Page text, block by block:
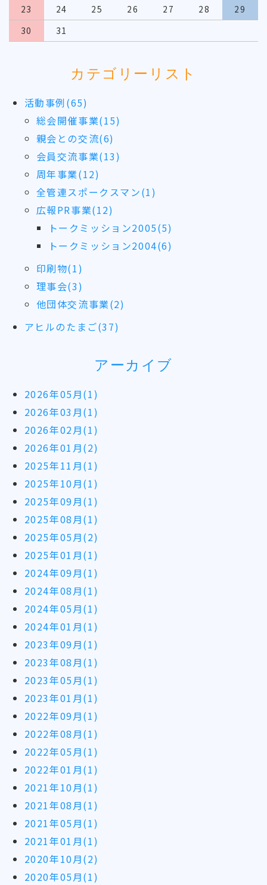
23 24 25 26 27 28
29
30
31
カテゴリーリスト
活動事例(65)
総会開催事業(15)
親会との交流(6)
会員交流事業(13)
周年事業(12)
全管連スポークスマン(1)
広報PR事業(12)
トークミッション2005(5)
トークミッション2004(6)
印刷物(1)
理事会(3)
他団体交流事業(2)
アヒルのたまご(37)
アーカイブ
2026年05月(1)
2026年03月(1)
2026年02月(1)
2026年01月(2)
2025年11月(1)
2025年10月(1)
2025年09月(1)
2025年08月(1)
2025年05月(2)
2025年01月(1)
2024年09月(1)
2024年08月(1)
2024年05月(1)
2024年01月(1)
2023年09月(1)
2023年08月(1)
2023年05月(1)
2023年01月(1)
2022年09月(1)
2022年08月(1)
2022年05月(1)
2022年01月(1)
2021年10月(1)
2021年08月(1)
2021年05月(1)
2021年01月(1)
2020年10月(2)
2020年05月(1)